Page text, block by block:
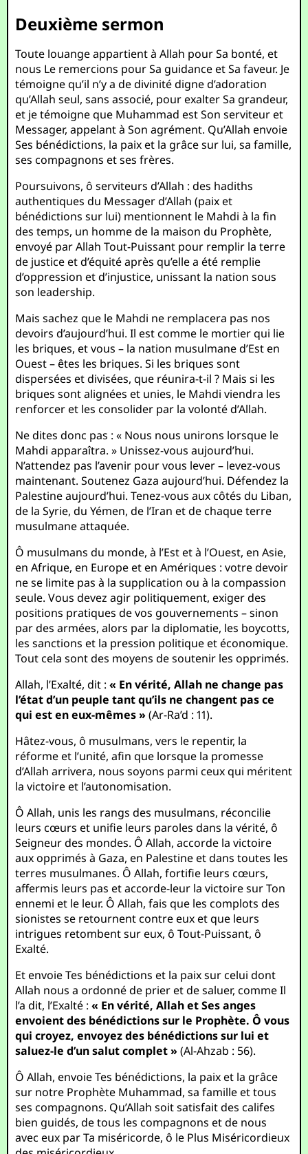
Deuxième sermon
Toute louange appartient à Allah pour Sa bonté, et
nous Le remercions pour Sa guidance et Sa faveur. Je
témoigne qu’il n’y a de divinité digne d’adoration
qu’Allah seul, sans associé, pour exalter Sa grandeur,
et je témoigne que Muhammad est Son serviteur et
Messager, appelant à Son agrément. Qu’Allah envoie
Ses bénédictions, la paix et la grâce sur lui, sa famille,
ses compagnons et ses frères.
Poursuivons, ô serviteurs d’Allah : des hadiths
authentiques du Messager d’Allah (paix et
bénédictions sur lui) mentionnent le Mahdi à la fin
des temps, un homme de la maison du Prophète,
envoyé par Allah Tout-Puissant pour remplir la terre
de justice et d’équité après qu’elle a été remplie
d’oppression et d’injustice, unissant la nation sous
son leadership.
Mais sachez que le Mahdi ne remplacera pas nos
devoirs d’aujourd’hui. Il est comme le mortier qui lie
les briques, et vous – la nation musulmane d’Est en
Ouest – êtes les briques. Si les briques sont
dispersées et divisées, que réunira-t-il ? Mais si les
briques sont alignées et unies, le Mahdi viendra les
renforcer et les consolider par la volonté d’Allah.
Ne dites donc pas : « Nous nous unirons lorsque le
Mahdi apparaîtra. » Unissez-vous aujourd’hui.
N’attendez pas l’avenir pour vous lever – levez-vous
maintenant. Soutenez Gaza aujourd’hui. Défendez la
Palestine aujourd’hui. Tenez-vous aux côtés du Liban,
de la Syrie, du Yémen, de l’Iran et de chaque terre
musulmane attaquée.
Ô musulmans du monde, à l’Est et à l’Ouest, en Asie,
en Afrique, en Europe et en Amériques : votre devoir
ne se limite pas à la supplication ou à la compassion
seule. Vous devez agir politiquement, exiger des
positions pratiques de vos gouvernements – sinon
par des armées, alors par la diplomatie, les boycotts,
les sanctions et la pression politique et économique.
Tout cela sont des moyens de soutenir les opprimés.
Allah, l’Exalté, dit :« En vérité, Allah ne change pas
l’état d’un peuple tant qu’ils ne changent pas ce
qui est en eux-mêmes »(Ar-Ra’d : 11).
Hâtez-vous, ô musulmans, vers le repentir, la
réforme et l’unité, afin que lorsque la promesse
d’Allah arrivera, nous soyons parmi ceux qui méritent
la victoire et l’autonomisation.
Ô Allah, unis les rangs des musulmans, réconcilie
leurs cœurs et unifie leurs paroles dans la vérité, ô
Seigneur des mondes. Ô Allah, accorde la victoire
aux opprimés à Gaza, en Palestine et dans toutes les
terres musulmanes. Ô Allah, fortifie leurs cœurs,
affermis leurs pas et accorde-leur la victoire sur Ton
ennemi et le leur. Ô Allah, fais que les complots des
sionistes se retournent contre eux et que leurs
intrigues retombent sur eux, ô Tout-Puissant, ô
Exalté.
Et envoie Tes bénédictions et la paix sur celui dont
Allah nous a ordonné de prier et de saluer, comme Il
l’a dit, l’Exalté :« En vérité, Allah et Ses anges
envoient des bénédictions sur le Prophète. Ô vous
qui croyez, envoyez des bénédictions sur lui et
saluez-le d’un salut complet »(Al-Ahzab : 56).
Ô Allah, envoie Tes bénédictions, la paix et la grâce
sur notre Prophète Muhammad, sa famille et tous
ses compagnons. Qu’Allah soit satisfait des califes
bien guidés, de tous les compagnons et de nous
avec eux par Ta miséricorde, ô le Plus Miséricordieux